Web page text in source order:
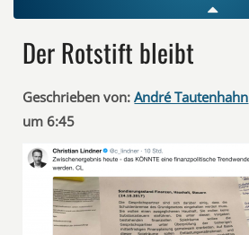
Der Rotstift bleibt
Geschrieben von: André Tautenhahn
um 6:45